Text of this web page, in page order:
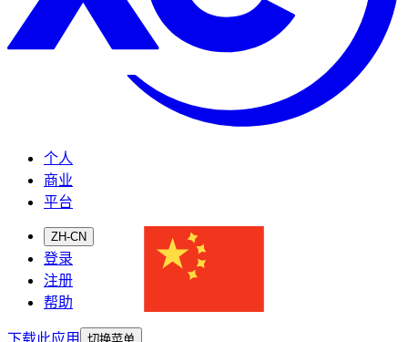
个人
商业
平台
ZH-CN
登录
注册
帮助